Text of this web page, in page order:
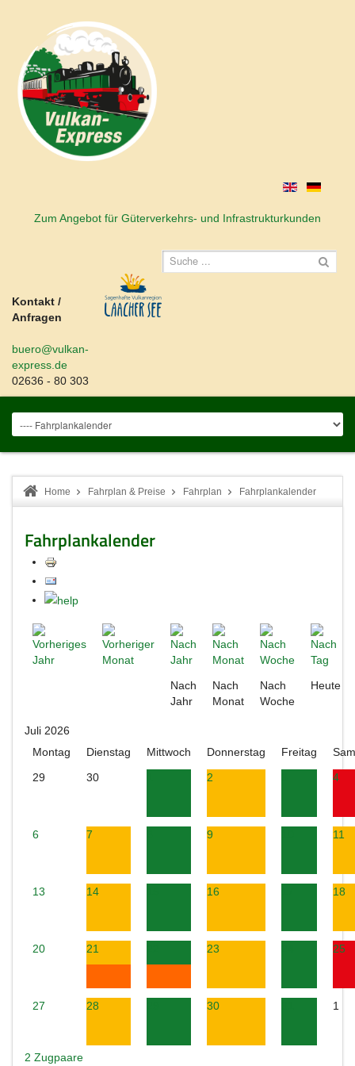
Zum Angebot für Güterverkehrs- und Infrastrukturkunden
Kontakt /
Anfragen
buero@vulkan-
express.de
02636 - 80 303
Home Fahrplan & Preise Fahrplan Fahrplankalender
Fahrplankalender
Nach
Jahr
Nach
Monat
Nach
Woche
Heute
Juli 2026
Montag
Dienstag Mittwoch Donnerstag Freitag
29
30 2 4
6 7 9 11
13 14 16 18
20 21 23 25
27 28 30 1
2 Zugpaare